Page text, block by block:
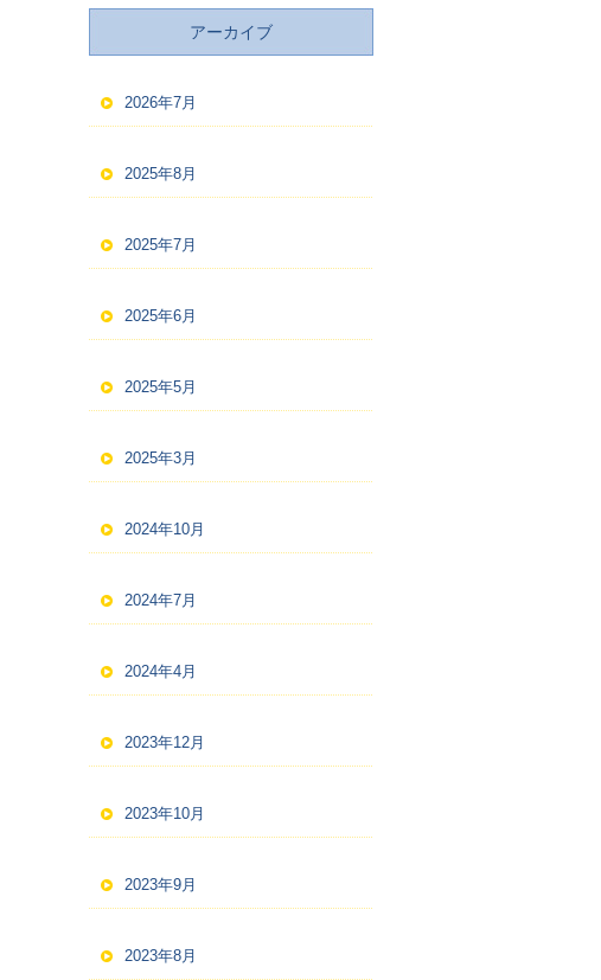
アーカイブ
2026年7月
2025年8月
2025年7月
2025年6月
2025年5月
2025年3月
2024年10月
2024年7月
2024年4月
2023年12月
2023年10月
2023年9月
2023年8月